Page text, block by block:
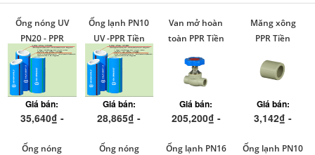
Ống nóng UV
PN20 - PPR
Tiền Phong
Giá bán:
35,640₫ -
Ống lạnh PN10
UV -PPR Tiền
Phong
Giá bán:
28,865₫ -
Van mở hoàn
toàn PPR Tiền
Phong
Giá bán:
205,200₫ -
Măng xông
PPR Tiền
Giá bán:
3,142₫ -
Ống nóng
Ống nóng
Ống lạnh PN16
Ống lạnh PN10